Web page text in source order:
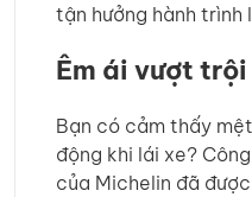
tận hưởng hành trình
Êm ái vượt trội
Bạn có cảm thấy
động khi lái xe?
của Michelin đã